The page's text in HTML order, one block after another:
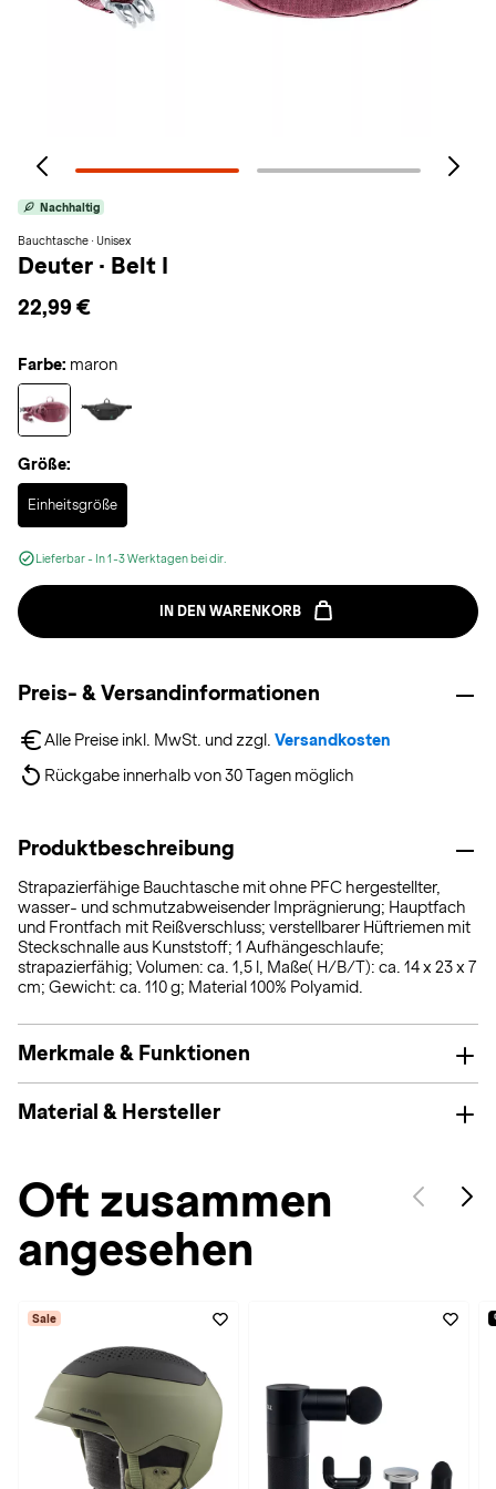
Nachhaltig
Bauchtasche · Unisex
Deuter · Belt I
22,99 €
Farbe: maron
Größe:
Einheitsgröße
Selected
Lieferbar - In 1-3 Werktagen bei dir.
IN DEN WARENKORB
Preis- & Versandinformationen
Alle Preise inkl. MwSt. und zzgl. Versandkosten
Rückgabe innerhalb von 30 Tagen möglich
Produktbeschreibung
Strapazierfähige Bauchtasche mit ohne PFC hergestellter,
wasser- und schmutzabweisender Imprägnierung; Hauptfach
und Frontfach mit Reißverschluss; verstellbarer Hüftriemen mit
Steckschnalle aus Kunststoff; 1 Aufhängeschlaufe;
strapazierfähig; Volumen: ca. 1,5 l, Maße( H/B/T): ca. 14 x 23 x 7
cm; Gewicht: ca. 110 g; Material 100% Polyamid.
Merkmale & Funktionen
Material & Hersteller
Oft zusammen
angesehen
Sale